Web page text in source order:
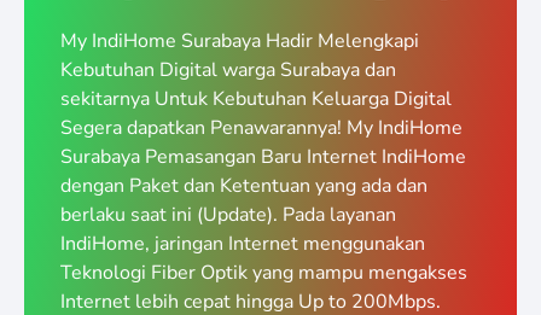
My IndiHome Surabaya Hadir Melengkapi
Kebutuhan Digital warga Surabaya dan
sekitarnya Untuk Kebutuhan Keluarga Digital
Segera dapatkan Penawarannya! My IndiHome
Surabaya Pemasangan Baru Internet IndiHome
dengan Paket dan Ketentuan yang ada dan
berlaku saat ini (Update). Pada layanan
IndiHome, jaringan Internet menggunakan
Teknologi Fiber Optik yang mampu mengakses
Internet lebih cepat hingga Up to 200Mbps.